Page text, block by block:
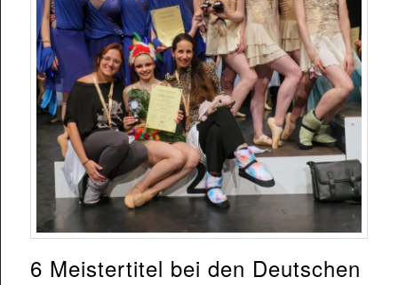
6 Meistertitel bei den Deutschen